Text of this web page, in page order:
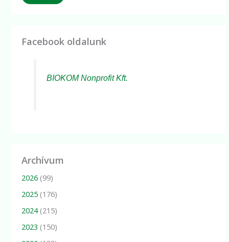
Facebook oldalunk
BIOKOM Nonprofit Kft.
Archívum
2026 (99)
2025 (176)
2024(215)
2023 (150)